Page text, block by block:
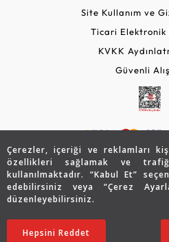
Çerezler, içeriği ve reklamları
özellikleri sağlamak ve
kullanılmaktadır. “Kabul Et”
edebilirsiniz veya “Çerez
düzenleyebilirsiniz.
Hepsini Reddet
25.498TL
©
Site Kullanım ve
Ticari Elektronik
KVKK
Güvenli
Copyright © 2026 Assos